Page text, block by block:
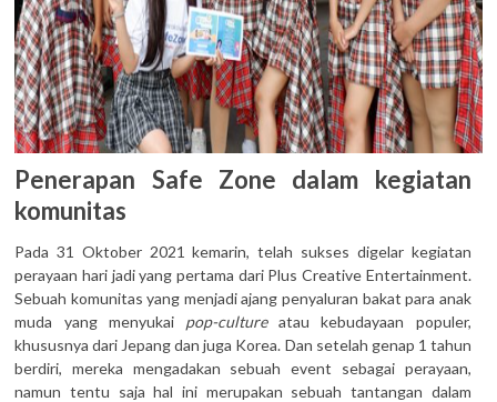
Penerapan Safe Zone dalam kegiatan
komunitas
Pada 31 Oktober 2021 kemarin, telah sukses digelar kegiatan
perayaan hari jadi yang pertama dari Plus Creative Entertainment.
Sebuah komunitas yang menjadi ajang penyaluran bakat para anak
muda yang menyukai pop-cultureatau kebudayaan populer,
khususnya dari Jepang dan juga Korea. Dan setelah genap 1 tahun
berdiri, mereka mengadakan sebuah event sebagai perayaan,
namun tentu saja hal ini merupakan sebuah tantangan dalam